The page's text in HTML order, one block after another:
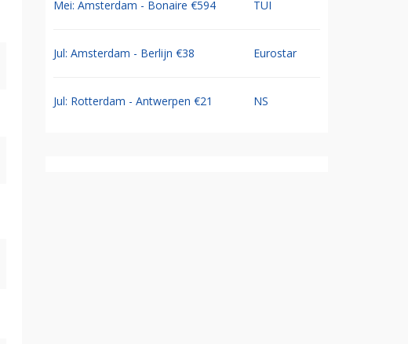
Mei: Amsterdam - Bonaire €594 TUI
Jul: Amsterdam - Berlijn €38 Eurostar
Jul: Rotterdam - Antwerpen €21 NS